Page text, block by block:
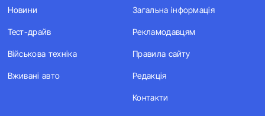
Новини
Тест-драйв
Військова техніка
Вживані авто
Загальна інформація
Рекламодавцям
Правила сайту
Редакція
Контакти